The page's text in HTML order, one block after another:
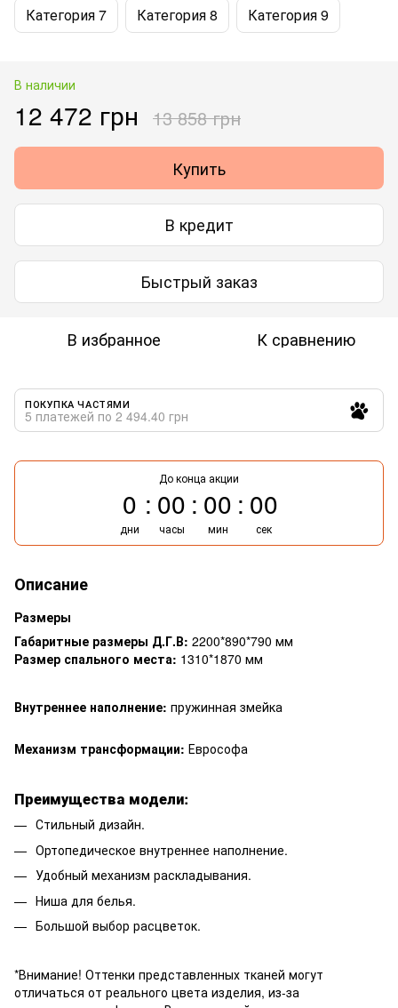
Категория 7 Категория 8 Категория 9
В наличии
12 472 грн 13 858 грн
Купить
В кредит
Быстрый заказ
В избранное К сравнению
ПОКУПКА ЧАСТЯМИ
5 платежей по 2 494.40 грн
До конца акции
0
дни
00
часы
00
мин
00
сек
Описание
Размеры
Габаритные размеры Д.Г.В: 2200*890*790 мм
Размер спального места: 1310*1870 мм
Внутреннее наполнение: пружинная змейка
Механизм трансформации: Еврософа
Преимущества модели:
Стильный дизайн.
Ортопедическое внутреннее наполнение.
Удобный механизм раскладывания.
Ниша для белья.
Большой выбор расцветок.
*Внимание! Оттенки представленных тканей могут
отличаться от реального цвета изделия, из-за